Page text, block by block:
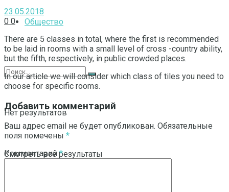
Общество
Нет результатов
Смотреть все результаты
23.05.2018
0 0
There are 5 classes in total, where the first is recommended
to be laid in rooms with a small level of cross -country ability,
but the fifth, respectively, in public crowded places.
In our article we will consider which class of tiles you need to
choose for specific rooms.
Добавить комментарий
Ваш адрес email не будет опубликован. Обязательные
поля помечены *
Комментарий*